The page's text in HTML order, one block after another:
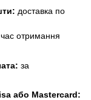
доставка по
отримання
за
або Mastercard: